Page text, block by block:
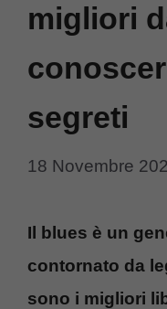
migliori
segreti
18 Novembre
Il blues è un
contornato da
sono i migliori